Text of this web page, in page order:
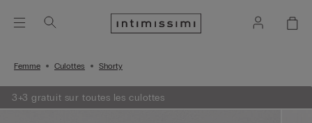
Femme Culottes Shorty
3+3 gratuit sur toutes les culottes